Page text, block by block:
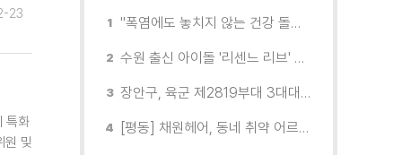
23
특화
원 및
"폭염에도 놓치지 않는 건강 돌봄" 팔달구보건소 취약계층 안부 살핀다
수원 출신 아이돌 '리센느 리브' 추천! 직접 따라가 본 수원 필수 코스
장안구, 육군 제2819부대 3대대로부터 감사장 받아
[평동] 채원헤어, 동네 취약 어르신을 위한 이미용서비스 무료 지원